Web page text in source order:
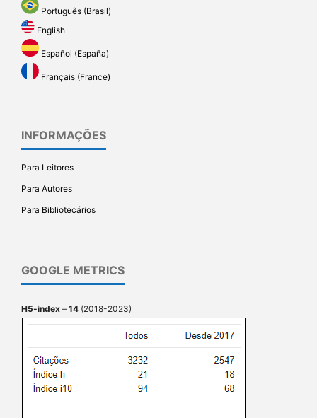
Português (Brasil)
English
Español (España)
Français (France)
INFORMAÇÕES
Para Leitores
Para Autores
Para Bibliotecários
GOOGLE METRICS
H5-index – 14 (2018-2023)